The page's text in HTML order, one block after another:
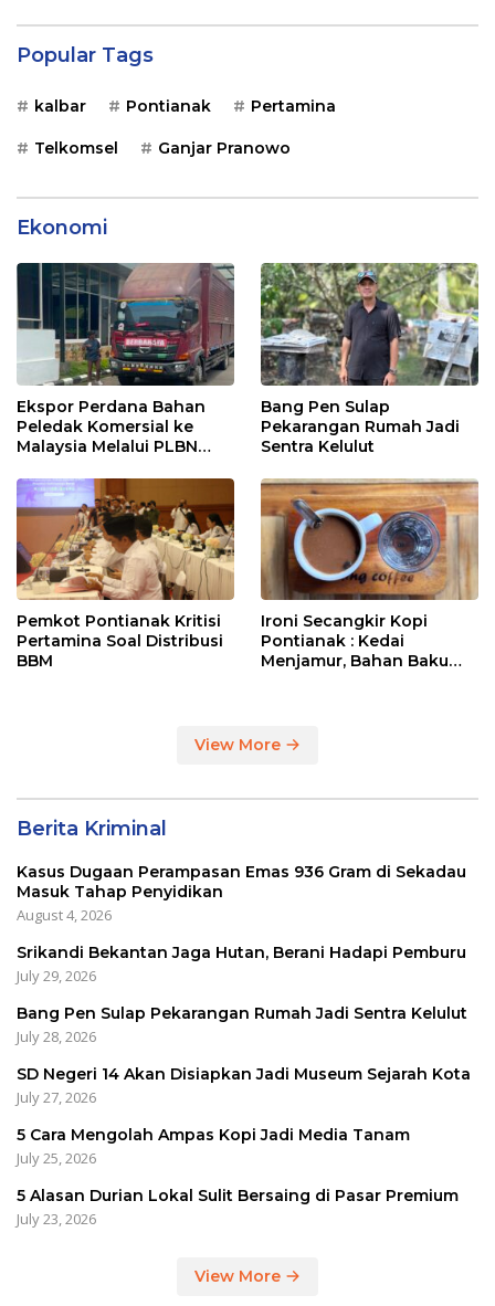
Popular Tags
kalbar Pontianak Pertamina
Telkomsel Ganjar Pranowo
Ekonomi
Ekspor Perdana Bahan
Peledak Komersial ke
Malaysia Melalui PLBN
Bang Pen Sulap
Pekarangan Rumah Jadi
Sentra Kelulut
Pemkot Pontianak Kritisi
Pertamina Soal Distribusi
BBM
Ironi Secangkir Kopi
Pontianak : Kedai
Menjamur, Bahan Baku
View More
Berita Kriminal
Kasus Dugaan Perampasan Emas 936 Gram di Sekadau
Masuk Tahap Penyidikan
August 4, 2026
Srikandi Bekantan Jaga Hutan, Berani Hadapi Pemburu
July 29, 2026
Bang Pen Sulap Pekarangan Rumah Jadi Sentra Kelulut
July 28, 2026
SD Negeri 14 Akan Disiapkan Jadi Museum Sejarah Kota
July 27, 2026
5 Cara Mengolah Ampas Kopi Jadi Media Tanam
July 25, 2026
5 Alasan Durian Lokal Sulit Bersaing di Pasar Premium
July 23, 2026
View More